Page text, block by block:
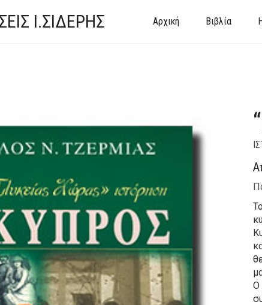
Ι.ΣΙΔΕΡΗΣ Αρχική Βιβλία